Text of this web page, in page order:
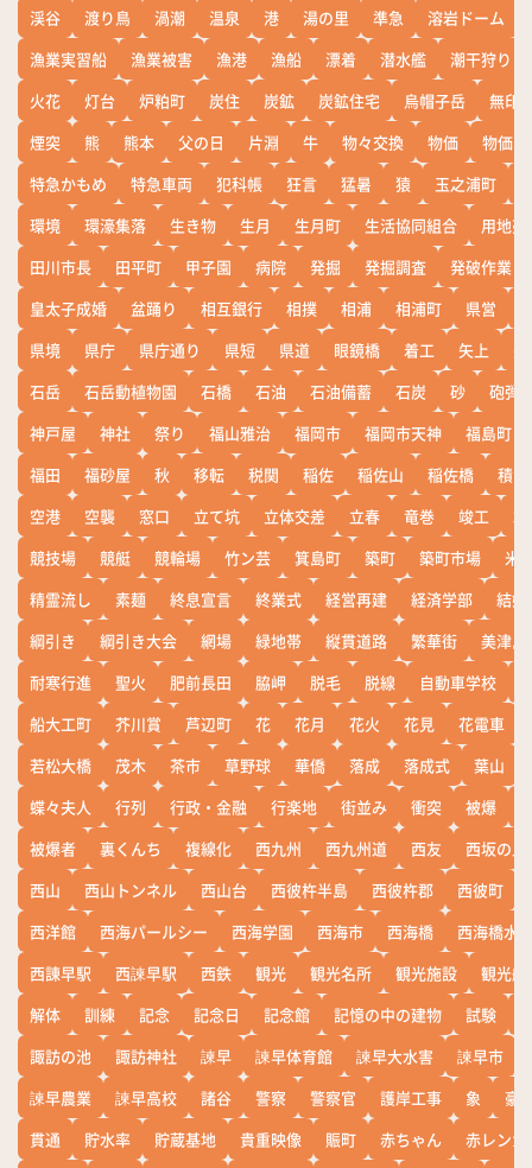
渓谷
渡り鳥 渦潮 温泉 港 湯の里 準急 溶岩ドーム
漁業実習船
漁業被害 漁港 漁船 漂着 潜水艦
潮干狩り
火花
灯台 炉粕町 炭住 炭鉱 炭鉱住宅 烏帽子岳
無印
煙突
熊 熊本 父の日 片淵 牛 物々交換 物価
物価高
特急かもめ
特急車両 犯科帳 狂言 猛暑 猿 玉之浦町
環境
環濠集落 生き物 生月 生月町 生活協同組合
用地売
田川市長
田平町 甲子園 病院 発掘 発掘調査
発破作業
皇太子成婚
盆踊り 相互銀行 相撲 相浦 相浦町 県営
県境
県庁 県庁通り 県短 県道 眼鏡橋 着工 矢上
石岳
石岳動植物園 石橋 石油 石油備蓄 石炭 砂
砲弾
神戸屋
神社 祭り 福山雅治 福岡市 福岡市天神
福島町
福田
福砂屋 秋 移転 税関 稲佐 稲佐山 稲佐橋
積雪
空港
空襲 窓口 立て坑 立体交差 立春 竜巻 竣工
競技場
競艇 競輪場 竹ン芸 箕島町 築町 築町市場
米
精霊流し
素麺 終息宣言 終業式 経営再建 経済学部
結婚
綱引き
綱引き大会 網場 緑地帯 縦貫道路 繁華街
美津島
耐寒行進
聖火 肥前長田 脇岬 脱毛 脱線 自動車学校
船大工町
芥川賞 芦辺町 花 花月 花火 花見 花電車
若松大橋
茂木 茶市 草野球 華僑 落成 落成式 葉山
蝶々夫人
行列 行政・金融 行楽地 街並み 衝突 被爆
被爆者
裏くんち 複線化 西九州 西九州道 西友
西坂の丘
西山
西山トンネル 西山台 西彼杵半島 西彼杵郡 西彼町
西洋館
西海パールシー 西海学園 西海市 西海橋
西海橋水
西諌早駅
西諫早駅 西鉄 観光 観光名所 観光施設
観光船
解体
訓練 記念 記念日 記念館 記憶の中の建物 試験
諏訪の池
諏訪神社 諫早 諫早体育館 諫早大水害 諫早市
諫早農業
諫早高校 諸谷 警察 警察官 護岸工事 象
豪
貫通
貯水率 貯蔵基地 貴重映像 賑町 赤ちゃん
赤レンガ